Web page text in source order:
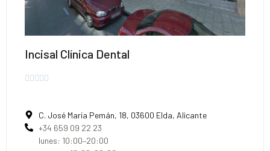
Incisal Clínica Dental

C. José María Pemán, 18, 03600 Elda, Alicante
+34 659 09 22 23
lunes: 10:00–20:00